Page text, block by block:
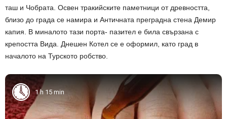
таш и Чобрата. Освен тракийските паметници от древността,
близо до града се намира и Античната преградна стена Демир
капия. В миналото тази порта- пазител е била свързана с
крепостта Вида. Днешен Котел се е оформил, като град в
началото на Турското робство.
1 h 15 min